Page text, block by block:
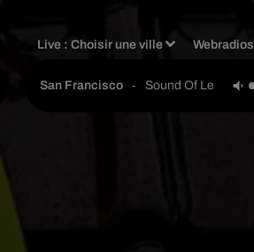
Live :Choisir une ville Webradios
San Francisco - Sound Of Legend